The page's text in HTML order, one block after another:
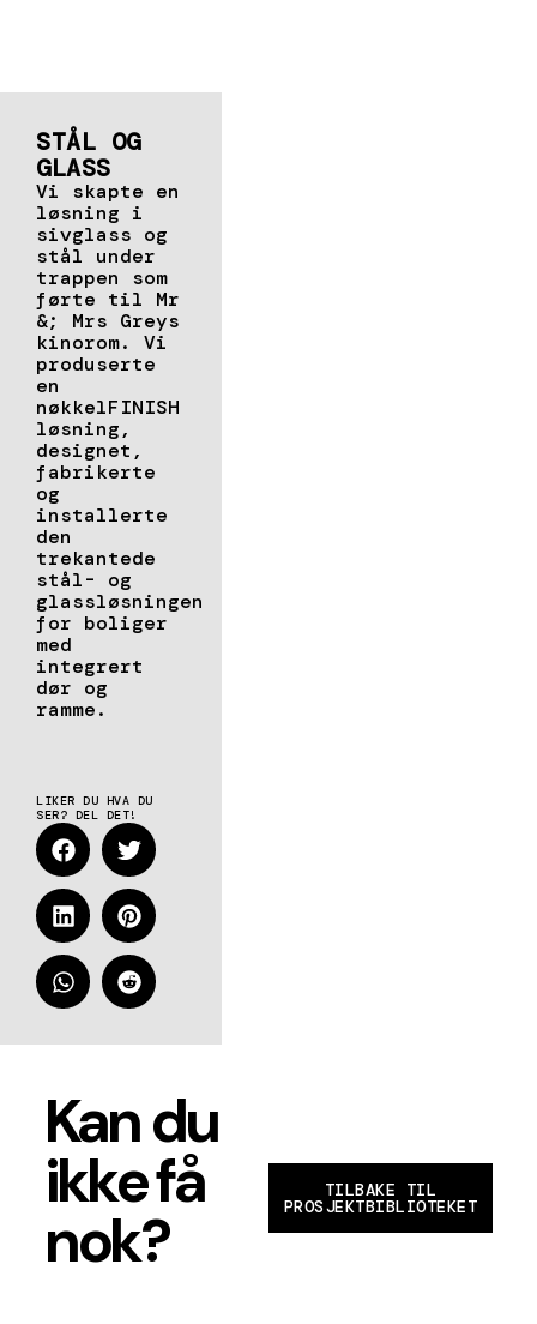
STÅL OG
GLASS
Vi skapte en
løsning i
sivglass og
stål under
trappen som
førte til Mr
&; Mrs Greys
kinorom. Vi
produserte
en
nøkkelFINISH
løsning,
designet,
fabrikerte
og
installerte
den
trekantede
stål- og
glassløsningen
for boliger
med
integrert
dør og
ramme.
LIKER DU HVA DU
SER? DEL DET!
Kan du
ikke få
nok?
TILBAKE TIL
PROSJEKTBIBLIOTEKET